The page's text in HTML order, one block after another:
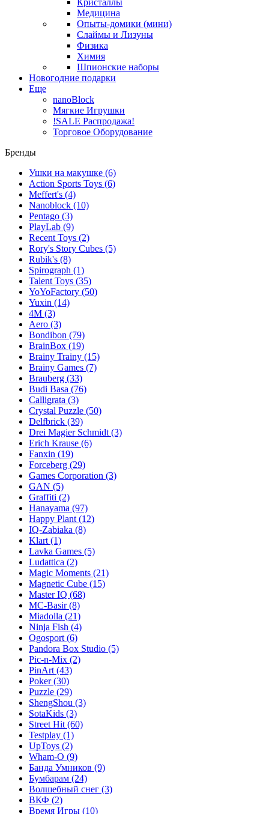
Кристаллы
Медицина
Опыты-домики (мини)
Слаймы и Лизуны
Физика
Химия
Шпионские наборы
Новогодние подарки
Еще
nanoBlock
Мягкие Игрушки
!SALE Распродажа!
Торговое Оборудование
Бренды
Ушки на макушке (6)
Action Sports Toys (6)
Meffert's (4)
Nanoblock (10)
Pentago (3)
PlayLab (9)
Recent Toys (2)
Rory's Story Cubes (5)
Rubik's (8)
Spirograph (1)
Talent Toys (35)
YoYoFactory (50)
Yuxin (14)
4M (3)
Aero (3)
Bondibon (79)
BrainBox (19)
Brainy Trainy (15)
Brainy Games (7)
Brauberg (33)
Budi Basa (76)
Calligrata (3)
Crystal Puzzle (50)
Delfbrick (39)
Drei Magier Schmidt (3)
Erich Krause (6)
Fanxin (19)
Forceberg (29)
Games Corporation (3)
GAN (5)
Graffiti (2)
Hanayama (97)
Happy Plant (12)
IQ-Zabiaka (8)
Klart (1)
Lavka Games (5)
Ludattica (2)
Magic Moments (21)
Magnetic Cube (15)
Master IQ (68)
MC-Basir(8)
Miadolla (21)
Ninja Fish (4)
Ogosport (6)
Pandora Box Studio (5)
Pic-n-Mix (2)
PinArt (43)
Poker(30)
Puzzle (29)
ShengShou (3)
SotaKids (3)
Street Hit (60)
Testplay (1)
UpToys (2)
Wham-O (9)
Банда Умников (9)
Бумбарам (24)
Волшебный снег (3)
ВКФ (2)
Время Игры (10)